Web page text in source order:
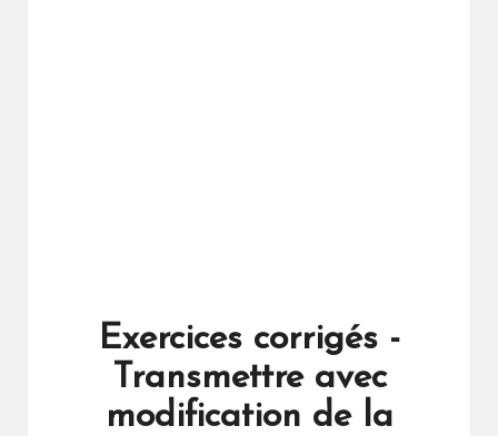
Exercices corrigés -
Transmettre avec
modification de la